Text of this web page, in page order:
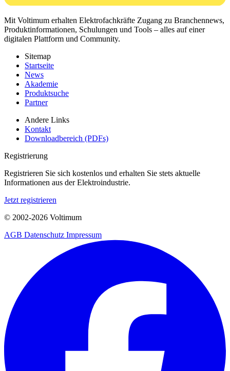
Mit Voltimum erhalten Elektrofachkräfte Zugang zu Branchennews,
Produktinformationen, Schulungen und Tools – alles auf einer
digitalen Plattform und Community.
Sitemap
Startseite
News
Akademie
Produktsuche
Partner
Andere Links
Kontakt
Downloadbereich (PDFs)
Registrierung
Registrieren Sie sich kostenlos und erhalten Sie stets aktuelle
Informationen aus der Elektroindustrie.
Jetzt registrieren
© 2002-2026 Voltimum
AGB Datenschutz Impressum